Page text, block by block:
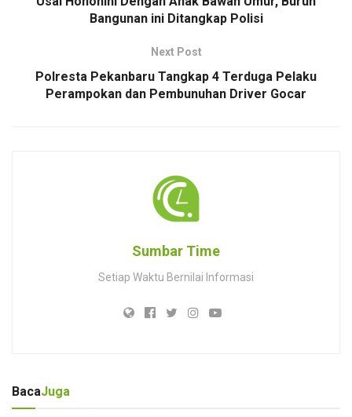
Bangunan ini Ditangkap Polisi
Next Post
Polresta Pekanbaru Tangkap 4 Terduga Pelaku
Perampokan dan Pembunuhan Driver Gocar
Sumbar Time
Setiap Waktu Bernilai Informasi
BacaJuga